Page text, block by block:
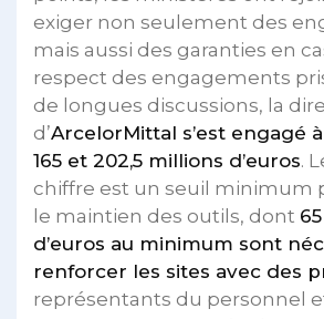
exiger non seulement des
mais aussi des garanties en
respect des engagements
de longues discussions, la
d’ArcelorMittal s’est engagé
165 et 202,5 millions d’euros.
chiffre est un seuil minimum
le maintien des outils, dont
d’euros au minimum sont
renforcer les sites avec des
représentants du personnel